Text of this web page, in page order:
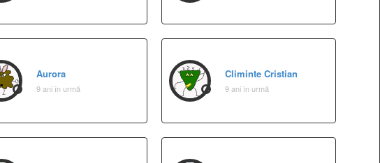
Aurora
9 ani în urmă
Climinte Cristian
9 ani în urmă